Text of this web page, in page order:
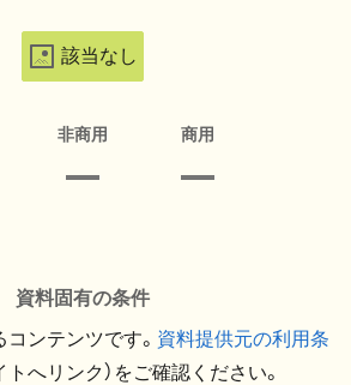
該当なし
非商用 商用
資料固有の条件
ンテンツです。 資料提供元の利用条
トへリンク）をご確認ください。